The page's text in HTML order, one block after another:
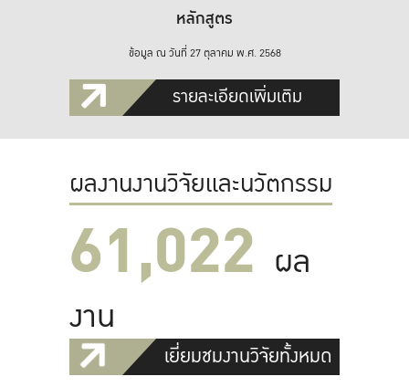
หลักสูตร
ข้อมูล ณ วันที่ 27 ตุลาคม พ.ศ. 2568
รายละเอียดเพิ่มเติม
ผลงานงานวิจัยและนวัตกรรม
61,022 ผล
งาน
เยี่ยมชมงานวิจัยทั้งหมด